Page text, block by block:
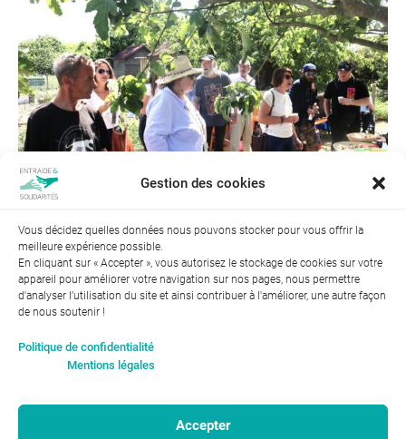
Gestion des cookies
Vous décidez quelles données nous pouvons stocker pour vous offrir la
meilleure expérience possible.
En cliquant sur « Accepter », vous autorisez le stockage de cookies sur votre
appareil pour améliorer votre navigation sur nos pages, nous permettre
d'analyser l’utilisation du site et ainsi contribuer à l'améliorer, une autre façon
de nous soutenir !
Politique de confidentialité
Mentions légales
Accepter
femmes : 94